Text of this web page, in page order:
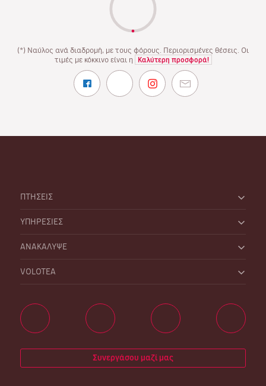
(*) Ναύλος ανά διαδρομή, με τους φόρους. Περιορισμένες θέσεις. Οι
τιμές με κόκκινο είναι η
Καλύτερη προσφορά!
ΠΤΗΣΕΙΣ
ΥΠΗΡΕΣΙΕΣ
ΑΝΑΚΑΛΥΨΕ
VOLOTEA
Συνεργάσου μαζί μας